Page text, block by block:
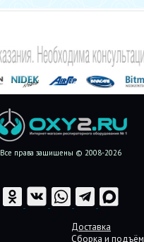
Все права защищены © 2008-2026
Доставка
Сборка и подъём